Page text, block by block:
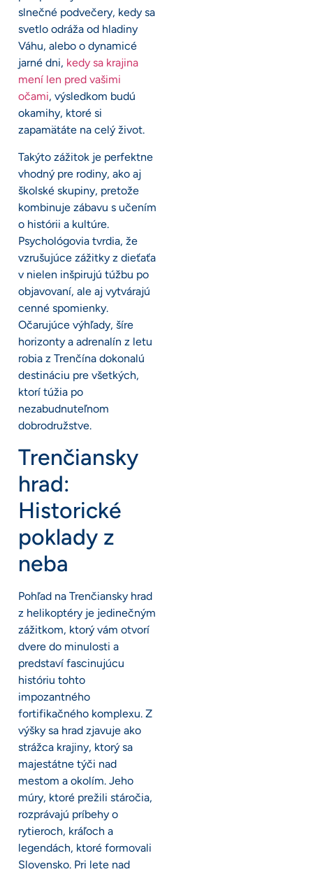
slnečné podvečery, kedy sa
svetlo odráža od hladiny
Váhu, alebo o dynamicé
jarné dni, kedy sa krajina
mení len pred vašimi
očami, výsledkom budú
okamihy, ktoré si
zapamätáte na celý život.
Takýto zážitok je perfektne
vhodný pre rodiny, ako aj
školské skupiny, pretože
kombinuje zábavu s učením
o histórii a kultúre.
Psychológovia tvrdia, že
vzrušujúce zážitky z dieťaťa
v nielen inšpirujú túžbu po
objavovaní, ale aj vytvárajú
cenné spomienky.
Očarujúce výhľady, šíre
horizonty a adrenalín z letu
robia z Trenčína dokonalú
destináciu pre všetkých,
ktorí túžia po
nezabudnuteľnom
dobrodružstve.
Trenčiansky
hrad:
Historické
poklady z
neba
Pohľad na Trenčiansky hrad
z helikoptéry je jedinečným
zážitkom, ktorý vám otvorí
dvere do minulosti a
predstaví fascinujúcu
históriu tohto
impozantného
fortifikačného komplexu. Z
výšky sa hrad zjavuje ako
strážca krajiny, ktorý sa
majestátne týči nad
mestom a okolím. Jeho
múry, ktoré prežili stáročia,
rozprávajú príbehy o
rytieroch, kráľoch a
legendách, ktoré formovali
Slovensko. Pri lete nad